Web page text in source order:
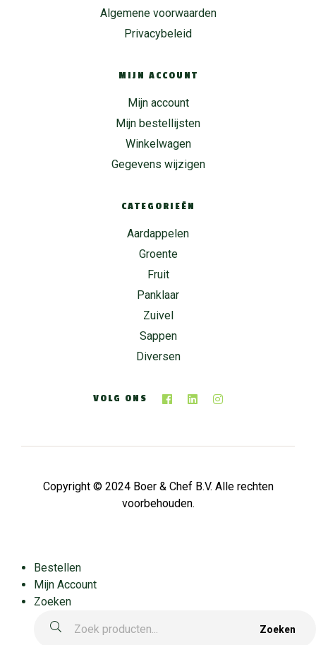
Algemene voorwaarden
Privacybeleid
MIJN ACCOUNT
Mijn account
Mijn bestellijsten
Winkelwagen
Gegevens wijzigen
CATEGORIEËN
Aardappelen
Groente
Fruit
Panklaar
Zuivel
Sappen
Diversen
VOLG ONS
Copyright © 2024 Boer & Chef B.V. Alle rechten
voorbehouden.
Bestellen
Mijn Account
Zoeken
Zoeken